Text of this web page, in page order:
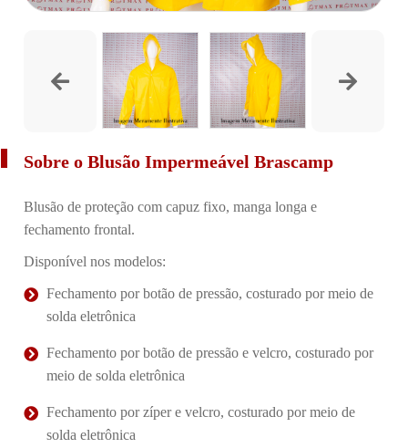
Sobre o Blusão Impermeável Brascamp
Blusão de proteção com capuz fixo, manga longa e
fechamento frontal.
Disponível nos modelos:
Fechamento por botão de pressão, costurado por meio de
solda eletrônica
Fechamento por botão de pressão e velcro, costurado por
meio de solda eletrônica
Fechamento por zíper e velcro, costurado por meio de
solda eletrônica